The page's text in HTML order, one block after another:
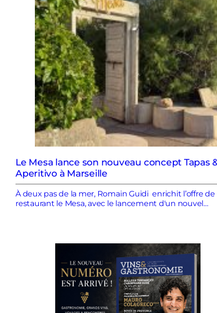
Le Mesa lance son nouveau concept Tapas
Aperitivo à Marseille
À deux pas de la mer, Romain Guidi enrichit l’offre de
restaurant le Mesa, avec le lancement d'un nouvel…